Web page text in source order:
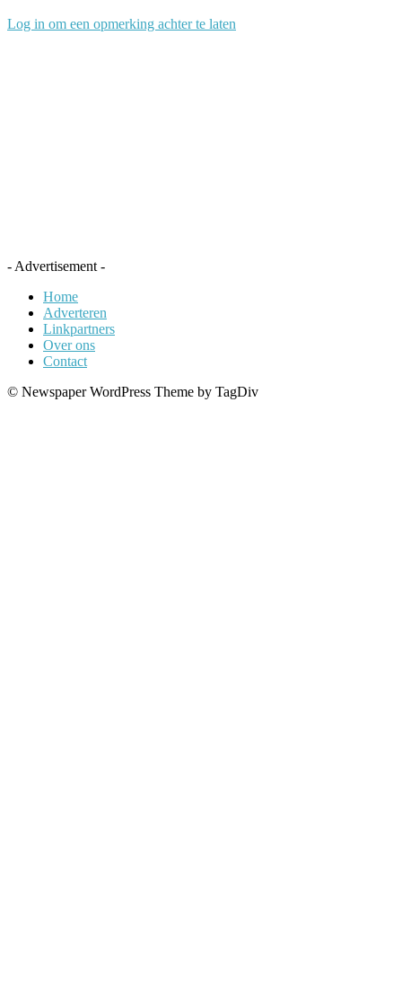
Log in om een opmerking achter te laten
- Advertisement -
Home
Adverteren
Linkpartners
Over ons
Contact
© Newspaper WordPress Theme by TagDiv